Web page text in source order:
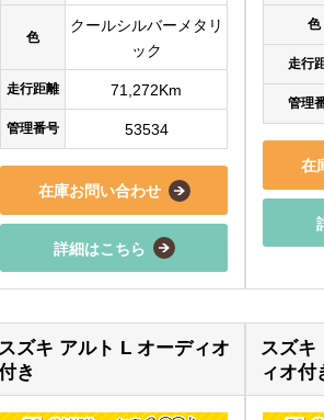
色
クールシルバーメタリ
ック
走行距離 71,272Km
管理番号 53534
在庫お問い合わせ
詳細はこちら
色
走行
管理
在
スズキ アルト L オーディオ
き
スズキ
ィオ付